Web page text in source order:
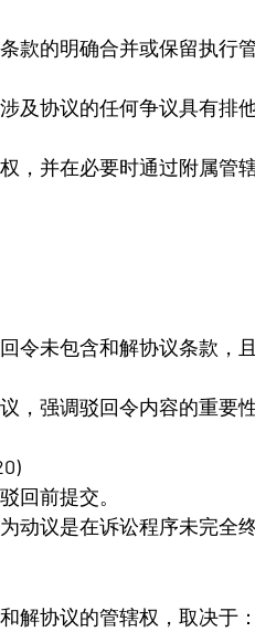
款的明确合并或保留执行管
及协议的任何争议具有排他
，并在必要时通过附属管
令未包含和解协议条款，
，强调驳回令内容的重要性
回前提交。
动议是在诉讼程序未完全
解协议的管辖权，取决于：